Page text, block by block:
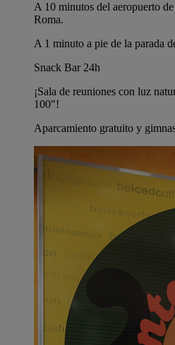
A 10 minutos del aeropuerto
Roma.
A 1 minuto a pie de la parada
Snack Bar 24h
¡Sala de reuniones con luz
100"!
Aparcamiento gratuito y